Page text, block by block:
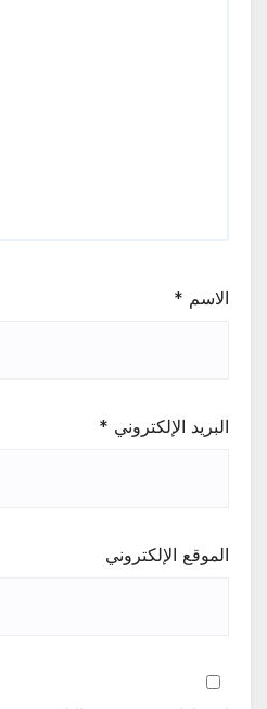
الاسم *
البريد الإلكتروني *
الموقع الإلكتروني